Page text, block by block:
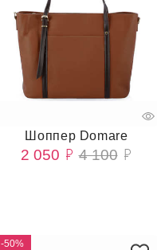
Шоппер Domare
2 050 4 100
-50%